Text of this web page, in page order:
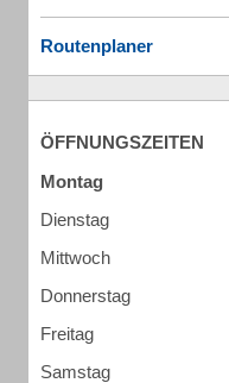
Routenplaner
ÖFFNUNGSZEITEN
Montag
Dienstag
Mittwoch
Donnerstag
Freitag
Samstag